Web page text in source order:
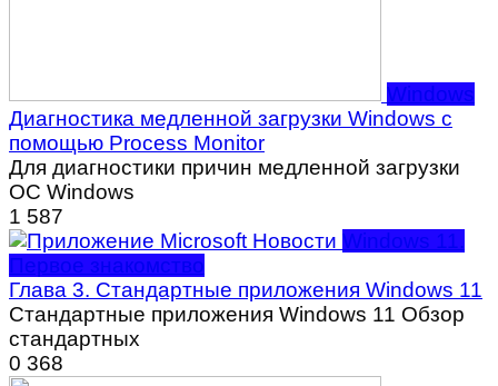
Windows
Диагностика медленной загрузки Windows с
помощью Process Monitor
Для диагностики причин медленной загрузки
ОС Windows
1 587
Windows 11.
Первое знакомство
Глава 3. Стандартные приложения Windows 11
Стандартные приложения Windows 11 Обзор
стандартных
0 368